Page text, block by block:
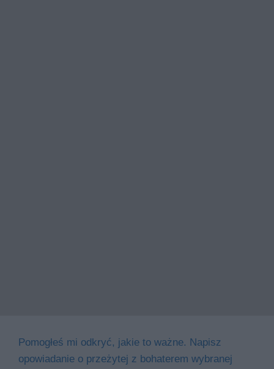
Pomogłeś mi odkryć, jakie to ważne. Napisz
opowiadanie o przeżytej z bohaterem wybranej